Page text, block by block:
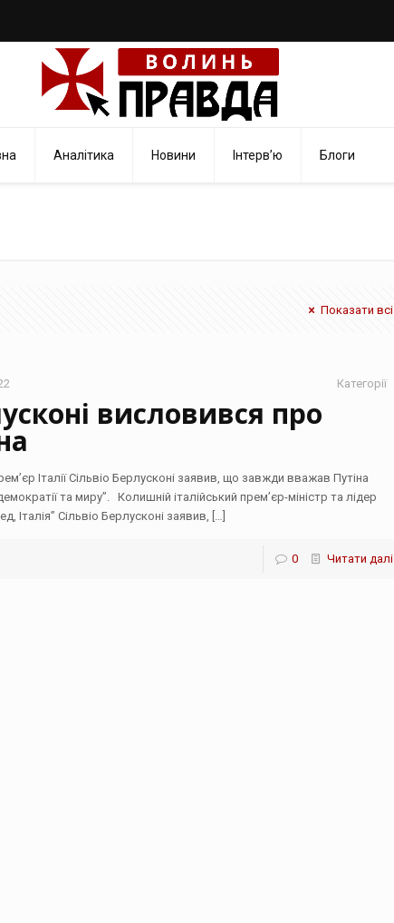
Аналітика Новини Інтерв’ю Блоги
Показати всі
Категорії
висловився про
Італії Сільвіо Берлусконі заявив, що завжди вважав Путіна
та миру”. Колишній італійський прем’єр-міністр та лідер
Італія” Сільвіо Берлусконі заявив, […]
0 Читати далі